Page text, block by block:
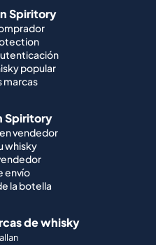
Spiritory
popular
marcas
Spiritory
vendedor
whisky
envío
la botella
de whisky